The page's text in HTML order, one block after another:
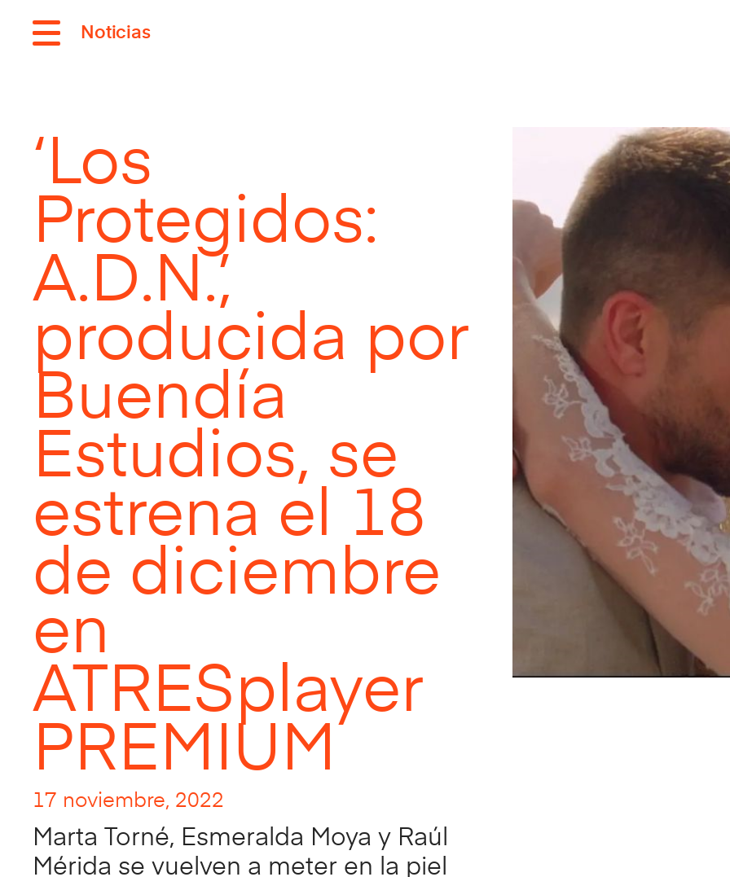
Noticias
‘Los
Protegidos:
A.D.N.’,
producida por
Buendía
Estudios, se
estrena el 18
de diciembre
en
ATRESplayer
PREMIUM
17 noviembre, 2022
Marta Torné, Esmeralda Moya y Raúl
Mérida se vuelven a meter en la piel